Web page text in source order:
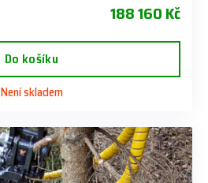
188 160 Kč
Do košíku
Není skladem